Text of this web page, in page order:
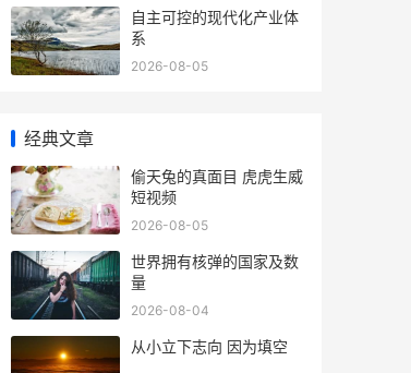
自主可控的现代化产业体
系
2026-08-05
经典文章
偷天兔的真面目 虎虎生威
短视频
2026-08-05
世界拥有核弹的国家及数
量
2026-08-04
从小立下志向 因为填空